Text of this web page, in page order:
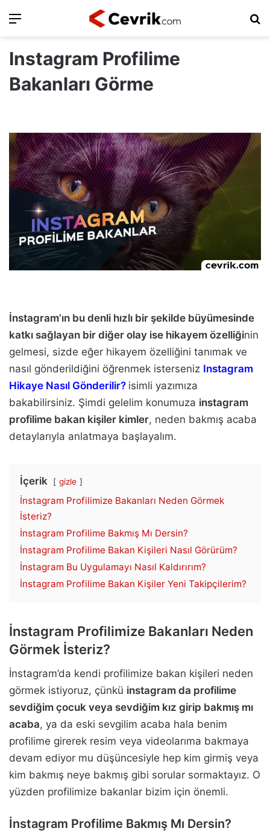
Ara
Instagram Profilime
Bakanları Görme
İnstagram’ın bu denli hızlı bir şekilde büyümesinde
katkı sağlayan bir diğer olay ise hikayem özelliğinin
gelmesi, sizde eğer hikayem özelliğini tanımak ve
nasıl gönderildiğini öğrenmek isterseniz Instagram
Hikaye Nasıl Gönderilir? isimli yazımıza
bakabilirsiniz. Şimdi gelelim konumuza instagram
profilime bakan kişiler kimler, neden bakmış acaba
detaylarıyla anlatmaya başlayalım.
İçerik gizle
İnstagram Profilimize Bakanları Neden Görmek
İsteriz?
İnstagram Profilime Bakmış Mı Dersin?
İnstagram Profilime Bakan Kişileri Nasıl Görürüm?
İnstagram Bu Uygulamayı Nasıl Kaldırırım?
İnstagram Profilime Bakan Kişiler Yeni Takipçilerim?
İnstagram Profilimize Bakanları Neden
Görmek İsteriz?
İnstagram’da kendi profilimize bakan kişileri neden
görmek istiyoruz, çünkü instagram da profilime
sevdiğim çocuk veya sevdiğim kız girip bakmış mı
acaba, ya da eski sevgilim acaba hala benim
profilime girerek resim veya videolarıma bakmaya
devam ediyor mu düşüncesiyle hep kim girmiş veya
kim bakmış neye bakmış gibi sorular sormaktayız. O
yüzden profilimize bakanlar bizim için önemli.
İnstagram Profilime Bakmış Mı Dersin?